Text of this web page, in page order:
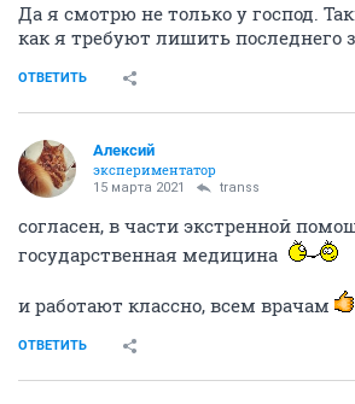
Да я смотрю не только у господ.
как я требуют лишить последнего
ОТВЕТИТЬ
Алексий
экспериментатор
15 марта 2021 transs
согласен, в части экстренной
государственная медицина
и работают классно, всем врачам
ОТВЕТИТЬ